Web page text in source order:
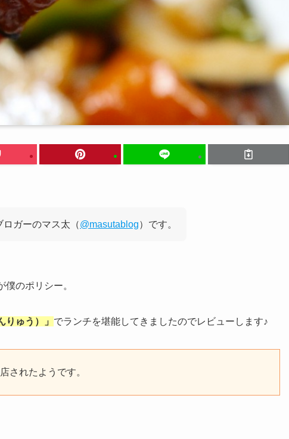
ロガーのマス太（@masutablog）です。
のポリシー。
ゅう）」 でランチを堪能してきましたのでレビューします♪
されたようです。